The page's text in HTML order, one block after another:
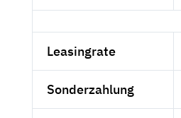
Leasingrate
Sonderzahlung